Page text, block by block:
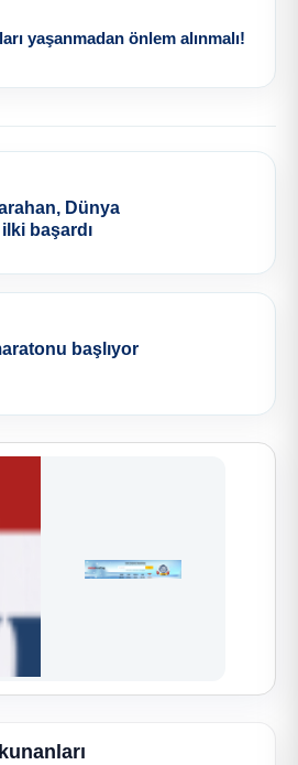
yaşanmadan önlem alınmalı!
Dünya
başardı
başlıyor